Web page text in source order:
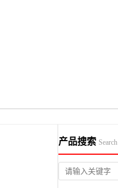
产品搜索 Search